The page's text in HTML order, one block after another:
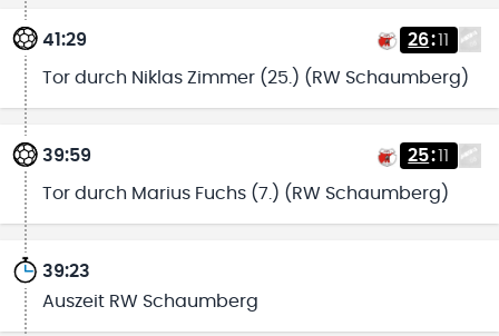
41:29 26:11
Tor durch Niklas Zimmer (25.) (RW Schaumberg)
39:59 25:11
Tor durch Marius Fuchs (7.) (RW Schaumberg)
39:23
Auszeit RW Schaumberg